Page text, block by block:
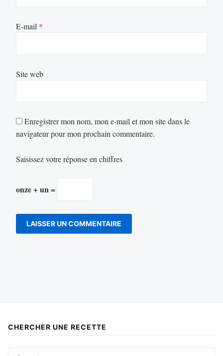
E-mail *
Site web
Enregistrer mon nom, mon e-mail et mon site dans le
navigateur pour mon prochain commentaire.
Saisissez votre réponse en chiffres
onze + un =
CHERCHER UNE RECETTE